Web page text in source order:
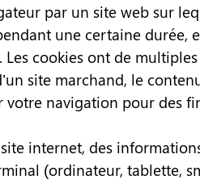
par un site web sur
une certaine durée,
cookies ont de
site marchand, le
navigation pour des
internet, des
(ordinateur, tablette,